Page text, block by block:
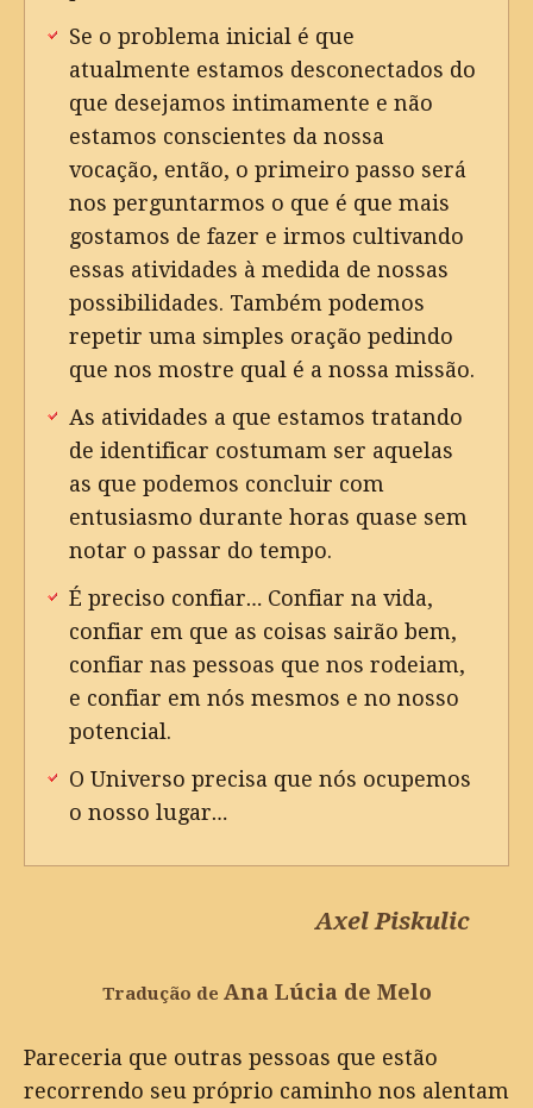
Se o problema inicial é que
atualmente estamos desconectados do
que desejamos intimamente e não
estamos conscientes da nossa
vocação, então, o primeiro passo será
nos perguntarmos o que é que mais
gostamos de fazer e irmos cultivando
essas atividades à medida de nossas
possibilidades. Também podemos
repetir uma simples oração pedindo
que nos mostre qual é a nossa missão.
As atividades a que estamos tratando
de identificar costumam ser aquelas
as que podemos concluir com
entusiasmo durante horas quase sem
notar o passar do tempo.
É preciso confiar… Confiar na vida,
confiar em que as coisas sairão bem,
confiar nas pessoas que nos rodeiam,
e confiar em nós mesmos e no nosso
potencial.
O Universo precisa que nós ocupemos
o nosso lugar…
Axel Piskulic
Tradução de Ana Lúcia de Melo
Pareceria que outras pessoas que estão
recorrendo seu próprio caminho nos alentam